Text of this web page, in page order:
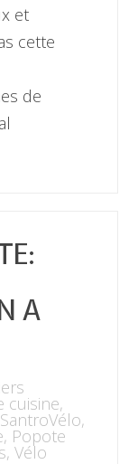
et
cette
de
A
cuisine,
,
, Popote
,Vélo